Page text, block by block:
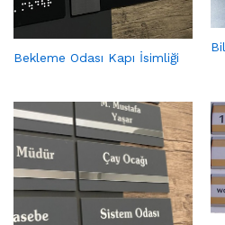
Bekleme Odası Kapı İsimliği